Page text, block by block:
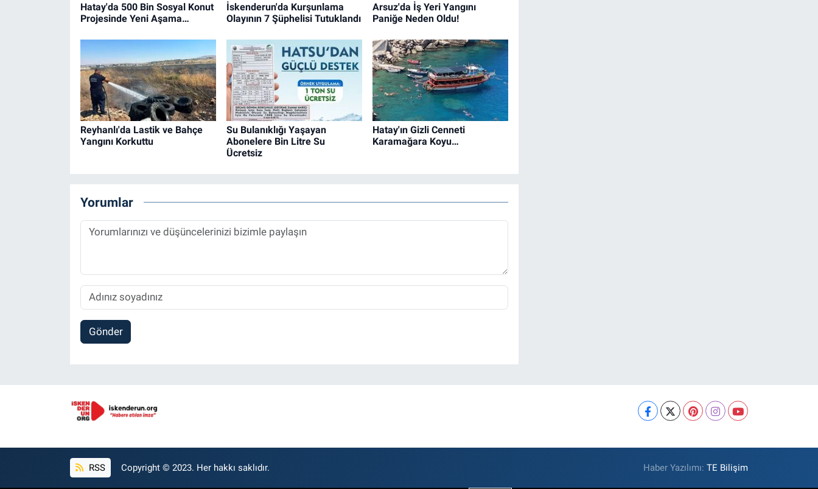
Hatay'da 500 Bin Sosyal Konut
Projesinde Yeni Aşama…
İskenderun'da Kurşunlama
Olayının 7 Şüphelisi Tutuklandı
Arsuz'da İş Yeri Yangını
Paniğe Neden Oldu!
Reyhanlı'da Lastik ve Bahçe
Yangını Korkuttu
Su Bulanıklığı Yaşayan
Abonelere Bin Litre Su
Ücretsiz
Hatay'ın Gizli Cenneti
Karamağara Koyu…
Yorumlar
Gönder
RSS Copyright © 2023. Her hakkı saklıdır. Haber Yazılımı:TE Bilişim